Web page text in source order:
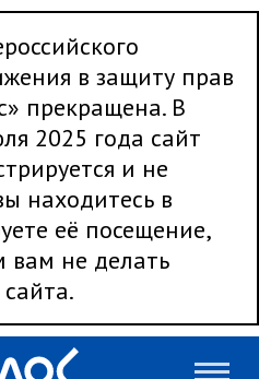
в защиту прав
прекращена. В
2025 года сайт
и не
находитесь в
её посещение,
вам не делать